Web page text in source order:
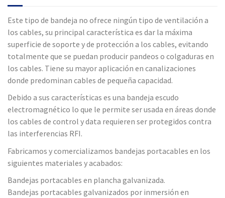
Este tipo de bandeja no ofrece ningún tipo de ventilación a
los cables, su principal característica es dar la máxima
superficie de soporte y de protección a los cables, evitando
totalmente que se puedan producir pandeos o colgaduras en
los cables. Tiene su mayor aplicación en canalizaciones
donde predominan cables de pequeña capacidad.
Debido a sus características es una bandeja escudo
electromagnético lo que le permite ser usada en áreas donde
los cables de control y data requieren ser protegidos contra
las interferencias RFI.
Fabricamos y comercializamos bandejas portacables en los
siguientes materiales y acabados:
Bandejas portacables en plancha galvanizada.
Bandejas portacables galvanizados por inmersión en